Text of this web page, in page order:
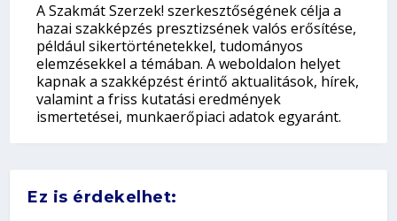
A Szakmát Szerzek! szerkesztőségének célja a
hazai szakképzés presztizsének valós erősítése,
például sikertörténetekkel, tudományos
elemzésekkel a témában. A weboldalon helyet
kapnak a szakképzést érintő aktualitások, hírek,
valamint a friss kutatási eredmények
ismertetései, munkaerőpiaci adatok egyaránt.
Ez is érdekelhet: